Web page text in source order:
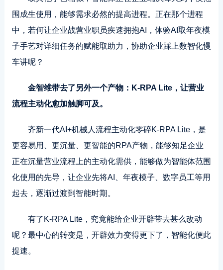
围成生使用，能够需求必然的提高进程。正在那个进程
中，若何让企业战营业职员疾速拥抱AI，体验AI取年夜模
子手艺对详细任务的赋能取助力，协助企业踩上数智化慢
车讲呢？
金智维带去了另外一个产物：K-RPA Lite，让营业
流程主动化愈加触脚可及。
齐新一代AI+机械人流程主动化零碎K-RPA Lite，是
更容易用、更沉量、更智能的RPA产物，能够知足企业
正在沉量营业流程上的主动化需供，能够做为智能体范围
化使用的先导，让企业先将AI、年夜模子、数字员工等用
起去，逐渐过渡到智能时期。
有了K-RPA Lite，究竟能给企业开辟带去甚么改动
呢？最中心的转变是，开辟效力变得更下了，智能化便此
提速。